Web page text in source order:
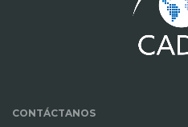
CONTÁCTANOS